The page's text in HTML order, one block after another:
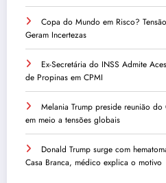
Copa do Mundo em Risco?
Geram Incertezas
Ex-Secretária do INSS Admite
de Propinas em CPMI
Melania Trump preside reunião
em meio a tensões globais
Donald Trump surge com
Casa Branca, médico explica o motivo